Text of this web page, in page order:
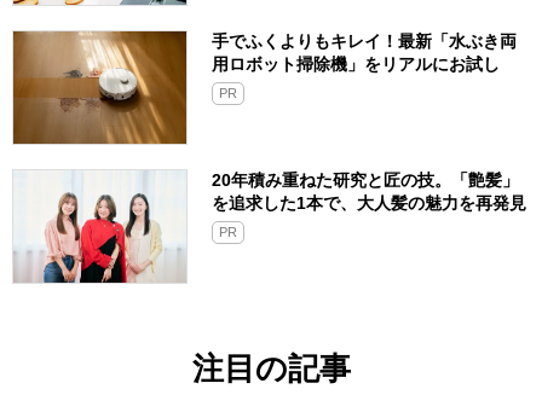
手でふくよりもキレイ！最新「水ぶき両
用ロボット掃除機」をリアルにお試し
PR
20年積み重ねた研究と匠の技。「艶髪」
を追求した1本で、大人髪の魅力を再発見
PR
注目の記事